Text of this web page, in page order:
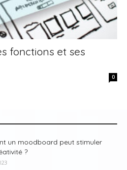
fonctions et ses
0
un moodboard peut stimuler
?